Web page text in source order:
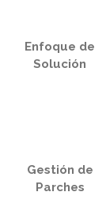
Enfoque de
Solución
Gestión de
Parches